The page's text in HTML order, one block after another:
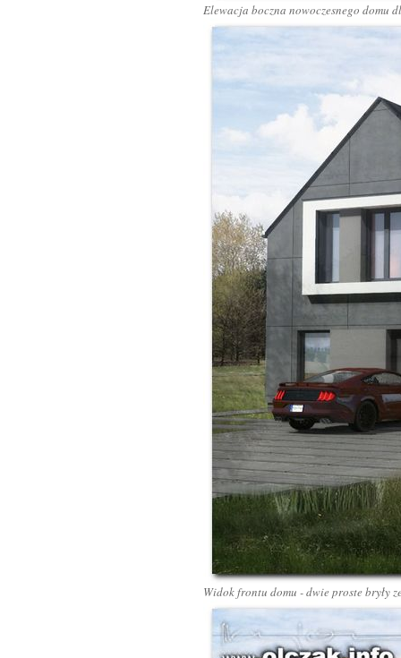
Elewacja boczna nowoczesnego domu
Widok frontu domu - dwie proste bryły